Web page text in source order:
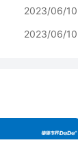
2023/06/10
2023/06/10